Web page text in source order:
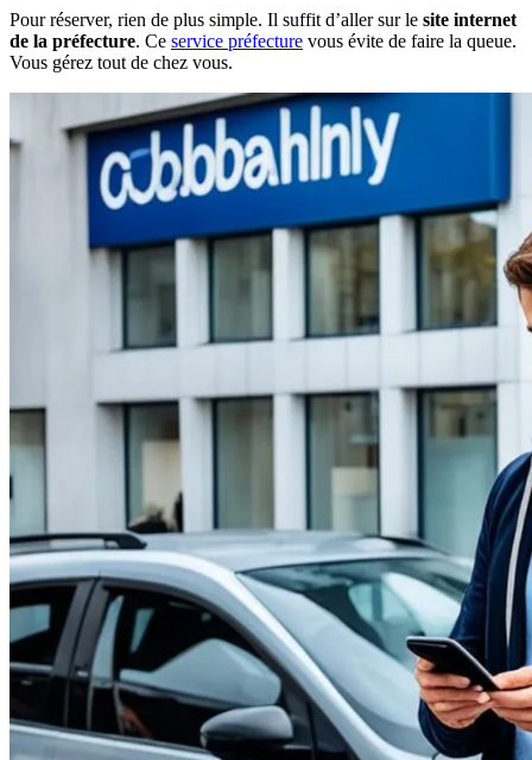
Pour réserver, rien de plus simple. Il suffit d’aller sur le site internet
de la préfecture. Ce service préfecture vous évite de faire la queue.
Vous gérez tout de chez vous.